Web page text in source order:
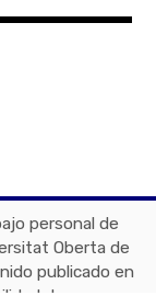
personal de
Oberta de
publicado en